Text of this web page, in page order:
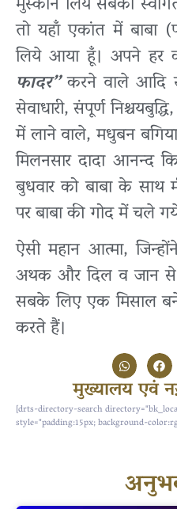
तो यहाँ एकांत में बाबा
लिये आया हूँ। अपने हर
फादर”करने वाले आदि
सेवाधारी, संपूर्ण
में लाने वाले, मधुबन
मिलनसार दादा आनन्द
बुधवार को बाबा के साथ
पर बाबा की गोद में चले
ऐसी महान आत्मा,
अथक और दिल व जान से
सबके लिए एक मिसाल बने,
करते हैं।
मुख्यालय एवं
[drts-directory-search
style="padding:15px; background-